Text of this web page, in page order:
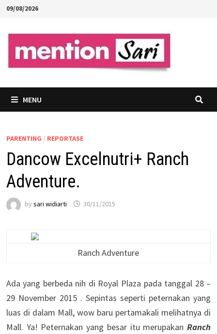
Skip
content
09/08/2026
MENU
PARENTING / REPORTASE
Dancow Excelnutri+ Ranch
Adventure.
by sari widiarti 30/11/2015
Ranch Adventure
Ada yang berbeda nih di Royal Plaza pada tanggal 28 –
29 November 2015 . Sepintas seperti peternakan yang
luas di dalam Mall, wow baru pertamakali melihatnya di
Mall. Ya! Peternakan yang besar itu merupakanRanch